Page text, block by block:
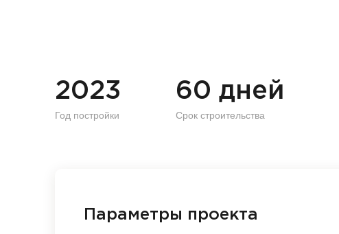
2023
Год постройки
60 дней
Срок строительства
Параметры проекта